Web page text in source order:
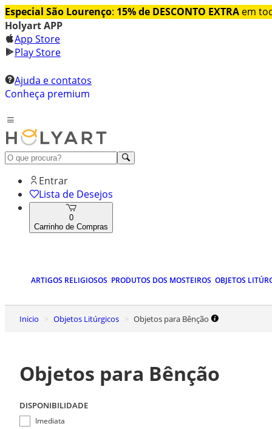
Especial São Lourenço: 15% de DESCONTO EXTRA em
Holyart APP
App Store
Play Store
Ajuda e contatos
Conheça premium
Entrar
Lista de Desejos
0
Carrinho de Compras
ARTIGOS RELIGIOSOS PRODUTOS DOS MOSTEIROS OBJETOS
Inicio Objetos Litúrgicos Objetos para Bênção
Objetos para Bênção
DISPONIBILIDADE
Imediata